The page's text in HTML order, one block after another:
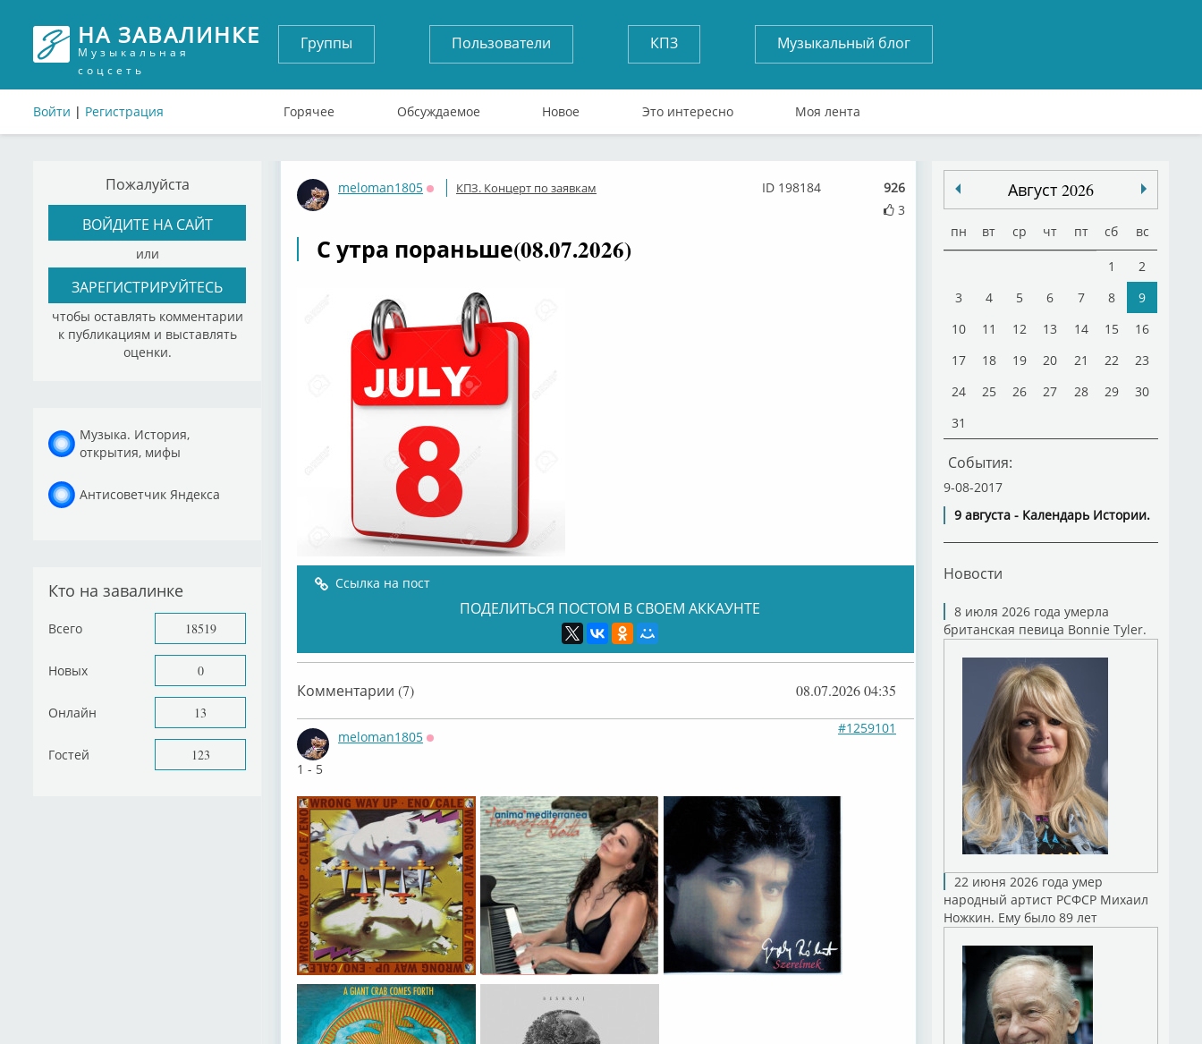
НА ЗАВАЛИНКЕ
Музыкальная
соцсеть
Войти | Регистрация
Группы Пользователи КПЗ Музыкальный блог
Горячее Обсуждаемое Новое Это интересно Моя лента
Пожалуйста
ВОЙДИТЕ НА САЙТ
или
ЗАРЕГИСТРИРУЙТЕСЬ
чтобы оставлять комментарии
к публикациям и выставлять
оценки.
Музыка. История,
открытия, мифы
Антисоветчик Яндекса
Кто на завалинке
Всего 18519
Новых 0
Онлайн 13
Гостей 123
meloman1805
Оффлайн
КПЗ. Концерт по заявкам
926
3
ID 198184
С утра пораньше(08.07.2026)
Ссылка на пост
ПОДЕЛИТЬСЯ ПОСТОМ В СВОЕМ АККАУНТЕ
Комментарии (7) 08.07.2026 04:35
meloman1805
#1259101
1 - 5
Август 2026
пн вт ср чт пт сб вс
1
2
3
4 5 6 7 8
9
10
11 12 13 14 15
16
17
18 19 20 21 22
23
24
25 26 27 28 29
30
31
События:
9-08-2017
9 августа - Календарь Истории.
Новости
8 июля 2026 года умерла
британская певица Bonnie Tyler.
22 июня 2026 года умер
народный артист РСФСР Михаил
Ножкин. Ему было 89 лет